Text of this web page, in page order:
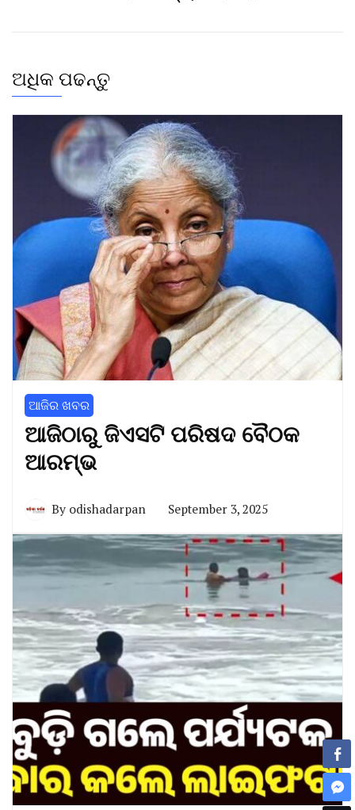
ଅଧିକ ପଢନ୍ତୁ
ଆଜିର ଖବର
ଆଜିଠାରୁ ଜିଏସଟି ପରିଷଦ ବୈଠକ
ଆରମ୍ଭ
By odishadarpan September 3, 2025